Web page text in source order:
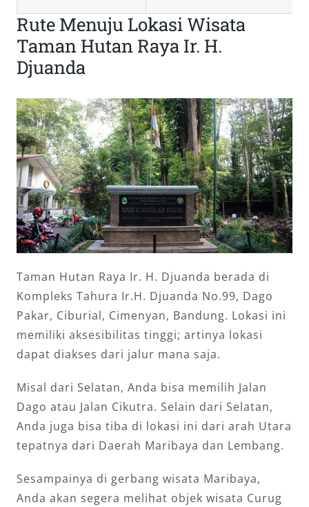
Rute Menuju Lokasi Wisata
Taman Hutan Raya Ir. H.
Djuanda
Taman Hutan Raya Ir. H. Djuanda berada di
Kompleks Tahura Ir.H. Djuanda No.99, Dago
Pakar, Ciburial, Cimenyan, Bandung. Lokasi ini
memiliki aksesibilitas tinggi; artinya lokasi
dapat diakses dari jalur mana saja.
Misal dari Selatan, Anda bisa memilih Jalan
Dago atau Jalan Cikutra. Selain dari Selatan,
Anda juga bisa tiba di lokasi ini dari arah Utara
tepatnya dari Daerah Maribaya dan Lembang.
Sesampainya di gerbang wisata Maribaya,
Anda akan segera melihat objek wisata Curug